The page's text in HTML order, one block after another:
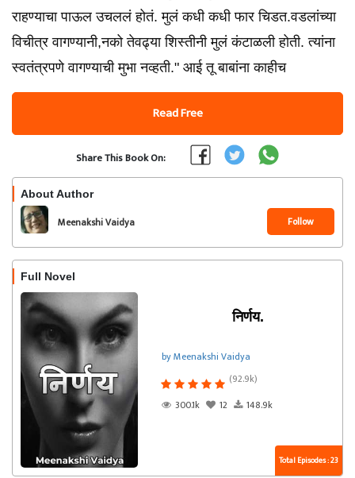
राहण्याचा पाऊल उचललं होतं. मुलं कधी कधी फार चिडत.वडलांच्या
विचीत्र वागण्यानी,नको तेवढ्या शिस्तीनी मुलं कंटाळली होती. त्यांना
स्वतंत्रपणे वागण्याची मुभा नव्हती." आई तू बाबांना काहीच
Read Free
Share This Book On:
About Author
Meenakshi Vaidya Follow
Full Novel
निर्णय.
by Meenakshi Vaidya
(92.9k)
300.1k
12 148.9k
Total Episodes : 23